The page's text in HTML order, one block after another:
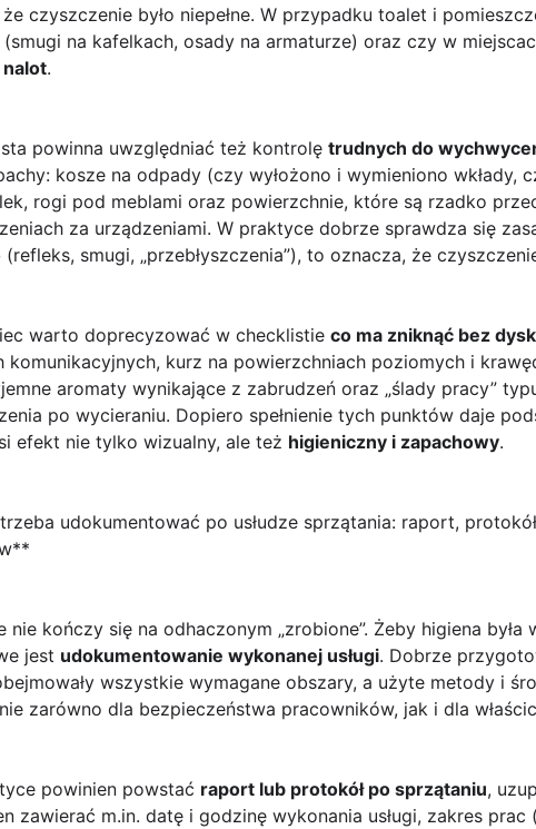
że czyszczenie było niepełne. W przypadku toalet i
(smugi na kafelkach, osady na armaturze) oraz czy w
nalot.
powinna uwzględniać też kontrolę trudnych do
kosze na odpady (czy wyłożono i wymieniono
rogi pod meblami oraz powierzchnie, które są rzadko
za urządzeniami. W praktyce dobrze sprawdza się
(refleks, smugi, „przebłyszczenia”), to oznacza, że
warto doprecyzować w checklistie co ma zniknąć bez
komunikacyjnych, kurz na powierzchniach poziomych i
aromaty wynikające z zabrudzeń oraz „ślady pracy”
po wycieraniu. Dopiero spełnienie tych punktów daje
efekt nie tylko wizualny, ale też higieniczny i zapachowy.
udokumentować po usłudze sprzątania: raport,
nie kończy się na odhaczonym „zrobione”. Żeby higiena
jest udokumentowanie wykonanej usługi. Dobrze
wszystkie wymagane obszary, a użyte metody i
zarówno dla bezpieczeństwa pracowników, jak i dla
powinien powstać raport lub protokół po sprzątaniu,
zawierać m.in. datę i godzinę wykonania usługi, zakres